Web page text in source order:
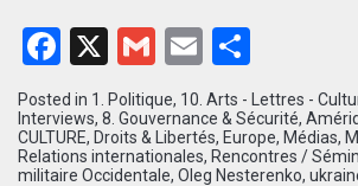
Facebook
X Gmail
Email
Posted in 1. Politique, 10. Arts - Lettres -
Interviews, 8. Gouvernance & Sécurité,
CULTURE, Droits & Libertés, Europe, Médias,
Relations internationales, Rencontres /
militaire Occidentale, Oleg Nesterenko,